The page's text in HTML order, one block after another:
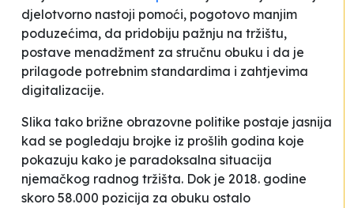
djelotvorno nastoji pomoći, pogotovo manjim
poduzećima, da pridobiju pažnju na tržištu,
postave menadžment za stručnu obuku i da je
prilagode potrebnim standardima i zahtjevima
digitalizacije.
Slika tako brižne obrazovne politike postaje jasnija
kad se pogledaju brojke iz prošlih godina koje
pokazuju kako je paradoksalna situacija
njemačkog radnog tržišta. Dok je 2018. godine
skoro 58.000 pozicija za obuku ostalo